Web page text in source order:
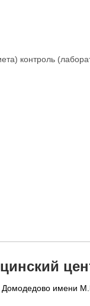
контроль
Домодедово имени